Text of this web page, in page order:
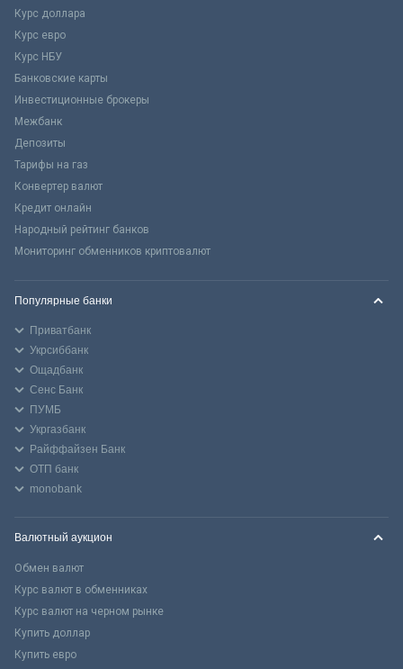
Курс доллара
Курс евро
Курс НБУ
Банковские карты
Инвестиционные брокеры
Межбанк
Депозиты
Тарифы на газ
Конвертер валют
Кредит онлайн
Народный рейтинг банков
Мониторинг обменников криптовалют
Популярные банки
Приватбанк
Укрсиббанк
Ощадбанк
Сенс Банк
ПУМБ
Укргазбанк
Райффайзен Банк
ОТП банк
monobank
Валютный аукцион
Обмен валют
Курс валют в обменниках
Курс валют на черном рынке
Купить доллар
Купить евро